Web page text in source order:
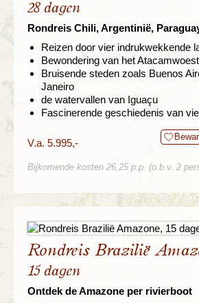
28 dagen
Rondreis Chili, Argentinië,
Reizen door vier indrukwekkende
Bewondering van het
Bruisende steden zoals Buenos
Janeiro
de watervallen van Iguaçu
Fascinerende geschiedenis van
V.a. 5.995,-
Bijkomende kosten 26,25 p.p. (o.b.v. 2
Rondreis Brazilië
15 dagen
Ontdek de Amazone per rivierboot